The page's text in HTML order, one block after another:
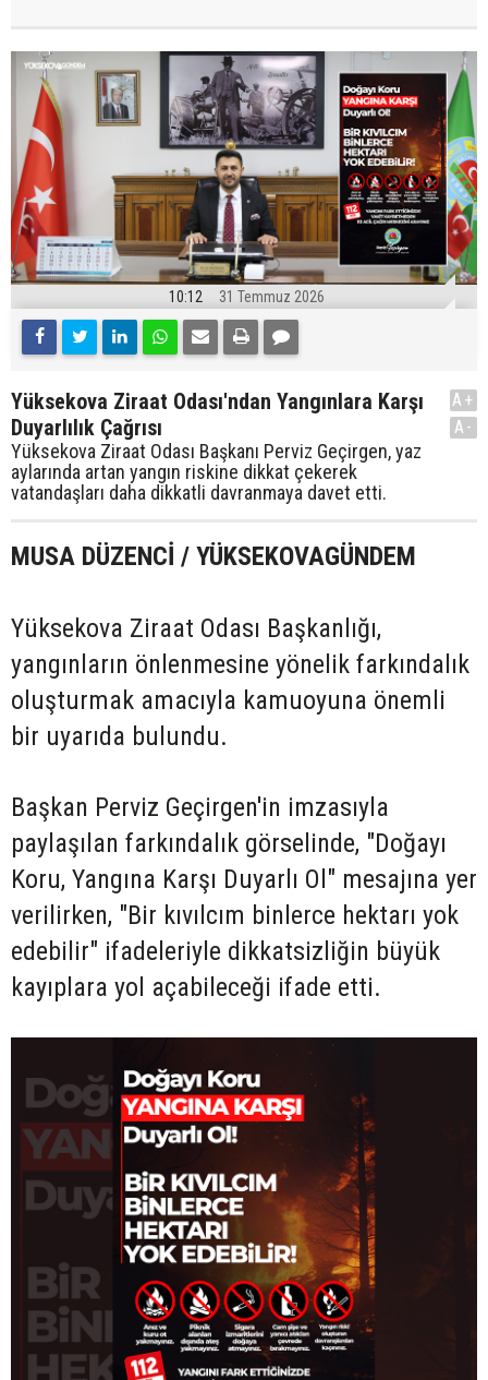
10:12 31 Temmuz 2026
Yüksekova Ziraat Odası'ndan Yangınlara Karşı
Duyarlılık Çağrısı
Yüksekova Ziraat Odası Başkanı Perviz Geçirgen, yaz
aylarında artan yangın riskine dikkat çekerek
vatandaşları daha dikkatli davranmaya davet etti.
A+
A-
MUSA DÜZENCİ / YÜKSEKOVAGÜNDEM
Yüksekova Ziraat Odası Başkanlığı,
yangınların önlenmesine yönelik farkındalık
oluşturmak amacıyla kamuoyuna önemli
bir uyarıda bulundu.
Başkan Perviz Geçirgen'in imzasıyla
paylaşılan farkındalık görselinde, "Doğayı
Koru, Yangına Karşı Duyarlı Ol" mesajına yer
verilirken, "Bir kıvılcım binlerce hektarı yok
edebilir" ifadeleriyle dikkatsizliğin büyük
kayıplara yol açabileceği ifade etti.